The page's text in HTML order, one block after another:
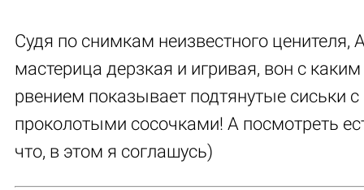
Судя по снимкам неизвестного ценителя,
мастерица дерзкая и игривая, вон с каким
рвением показывает подтянутые сиськи с
проколотыми сосочками! А посмотреть
что, в этом я соглашусь)